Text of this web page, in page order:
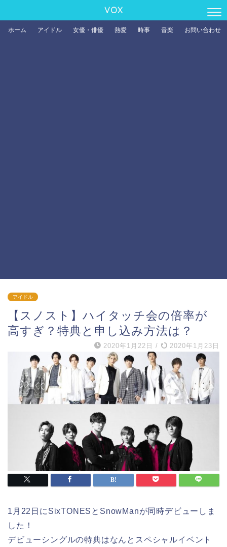
VOX
ホーム アイドル 女優・俳優 熱愛 時事 音楽 お問い合わせ
アイドル
【スノスト】ハイタッチ会の倍率が
高すぎ？特典と申し込み方法は？
2020年1月22日 / 2020年1月23日
1月22日にSixTONESとSnowManが同時デビューしま
した！
デビューシングルの特典はなんとスペシャルイベント